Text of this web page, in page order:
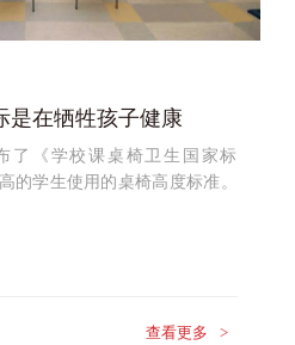
是在牺牲孩子健康
了《学校课桌椅卫生国家标
的学生使用的桌椅高度标准。
查看更多 >